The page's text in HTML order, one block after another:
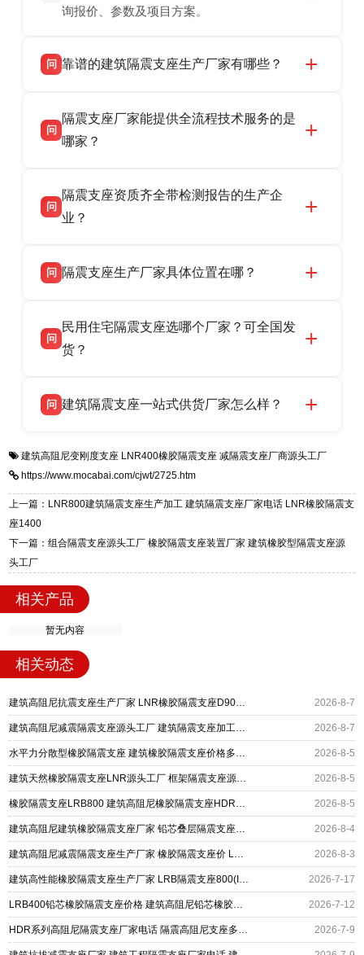
询报价、参数及项目方案。
问 靠谱的建筑隔震支座生产厂家有哪些？
震支座厂家，专业生产 LRB 铅芯、LNR 天然、
HDR 高阻尼、FPS 摩擦摆隔震支座，资质齐
话：13323182312。
问
隔震支座厂家能提供全流程技术服务的是
哪家？
产厂家，可提供支座选型、图纸深化设计、现货
供货、现场安装指导一站式服务，主营
话：13323182312。
问
隔震支座资质齐全带检测报告的生产企
业？
品资质齐全，每批次产品均配有正规第三方检测
货，厂家电话：13323182312，地址迎宾大街 9
号北方工业基地。
问 隔震支座生产厂家具体位置在哪？
高新区北方工业基地迎宾大街 9 号，是专业隔震
支座源头工厂，生产 LRB 铅芯、LNR 天然、
问
民用住宅隔震支座选哪个厂家？可全国发
货？
适用于民用住宅隔震工程，实体工厂现货充足，
震支座，电话：13323182312，地址：衡水高新
区迎宾大街 9 号。
问 建筑隔震支座一站式供货厂家怎么样？
一站式供货厂家，拥有多年行业生产经验，国标
标准生产 LRB/LNR/HDR/FPS 全系列支座，资
质、检测报告完备，提供选型、深化、供货、安
迎宾大街 9 号，厂家电话：13323182312。
建筑高阻尼变刚度支座 LNR400橡胶隔震支座 减隔震支座厂商源头工厂
https://www.mocabai.com/cjwt/2725.htm
上一篇：LNR800建筑隔震支座生产加工 建筑隔震支座厂家电话 LNR橡胶隔震支
座1400
下一篇：组合隔震支座源头工厂 橡胶隔震支座装置厂家 建筑橡胶型隔震支座源
头工厂
相关产品
暂无内容
相关动态
建筑高阻尼抗震支座生产厂家 LNR橡胶隔震支座D900 铅芯建筑橡胶隔震支座 2026-8-7
建筑高阻尼减震隔震支座源头工厂 建筑隔震支座加工生产厂家 LNR400天然橡胶支座厂家电话 2026-8-7
水平力分散型橡胶隔震支座 建筑橡胶隔震支座价格多少 建筑高阻尼高阻尼橡胶隔震支座厂家 2026-8-5
建筑天然橡胶隔震支座LNR源头工厂 框架隔震支座源头工厂 建筑高阻尼减橡胶隔震支座厂家 2026-8-5
橡胶隔震支座LRB800 建筑高阻尼橡胶隔震支座HDR600厂家 防震橡胶隔震支座什么价格 2026-8-5
建筑高阻尼建筑橡胶隔震支座厂家 铅芯叠层隔震支座厂家 LNR1400支座厂家 2026-8-4
建筑高阻尼减震隔震支座生产厂家 橡胶隔震支座价 LNR1300橡胶隔震支座厂家电话 2026-8-3
建筑高性能橡胶隔震支座生产厂家 LRB隔震支座800(II型) 建筑摩擦摆隔震支座(FPS) 2026-7-17
LRB400铅芯橡胶隔震支座价格 建筑高阻尼铅芯橡胶隔震支座 HDR500高阻尼隔震支座生产厂家 2026-7-12
HDR系列高阻尼隔震支座厂家电话 隔震高阻尼支座多少钱 建筑高阻尼圆形隔震支座厂家 2026-7-9